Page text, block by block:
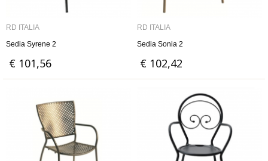
RD ITALIA
Sedia Syrene 2
€ 101,56
RD ITALIA
Sedia Sonia 2
€ 102,42